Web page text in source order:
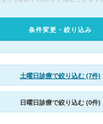
条件変更・絞り込み
土曜日診療で絞り込む (7件)
日曜日診療で絞り込む (0件)